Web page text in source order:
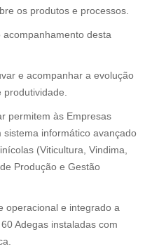
os produtos e processos.
desta
e acompanhar a evolução
permitem às Empresas
informático avançado
(Viticultura, Vindima,
Produção e Gestão
operacional e integrado a
Adegas instaladas com